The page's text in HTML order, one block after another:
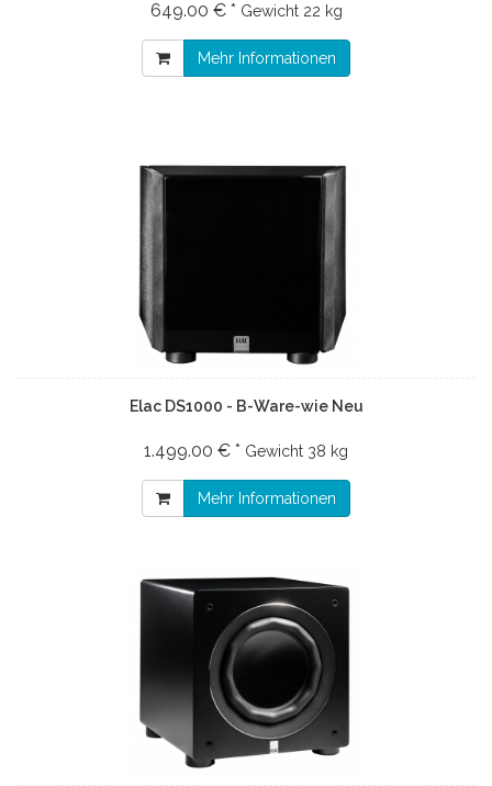
649.00 € * Gewicht 22 kg
Mehr Informationen
Elac DS1000 - B-Ware-wie Neu
1.499.00 € * Gewicht 38 kg
Mehr Informationen